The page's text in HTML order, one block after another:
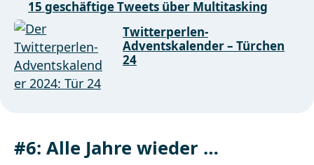
15 geschäftige Tweets über Multitasking
Twitterperlen-
Adventskalender – Türchen
24
#6: Alle Jahre wieder …